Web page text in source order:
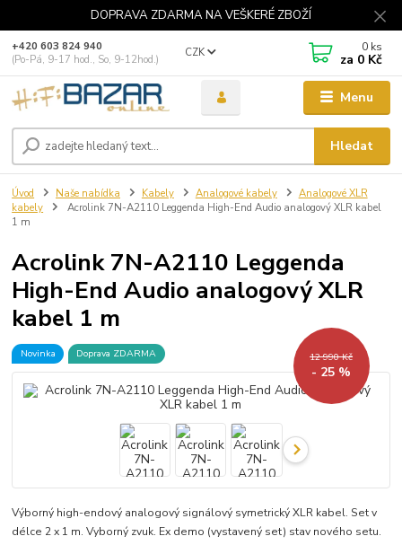
DOPRAVA ZDARMA NA VEŠKERÉ ZBOŽÍ
Menu
CZK
Hledat
+420 603 824 940
(Po-Pá, 9-17 hod., So, 9-12hod.)
0 ks
za 0 Kč
Úvod Naše nabídka Kabely Analogové kabely
Analogové XLR
kabely
Acrolink 7N-A2110 Leggenda High-End Audio analogový XLR kabel
1 m
Acrolink 7N-A2110 Leggenda
High-End Audio analogový XLR
kabel 1 m
Novinka Doprava ZDARMA 12 990 Kč
- 25 %
Výborný high-endový analogový signálový symetrický XLR kabel. Set v
délce 2 x 1 m. Vyborný zvuk. Ex demo (vystavený set) stav nového setu.